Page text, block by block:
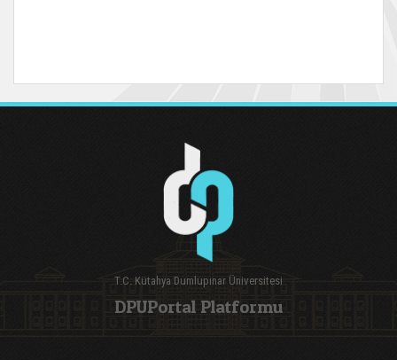
T.C. Kütahya Dumlupınar Üniversitesi
DPUPortal Platformu